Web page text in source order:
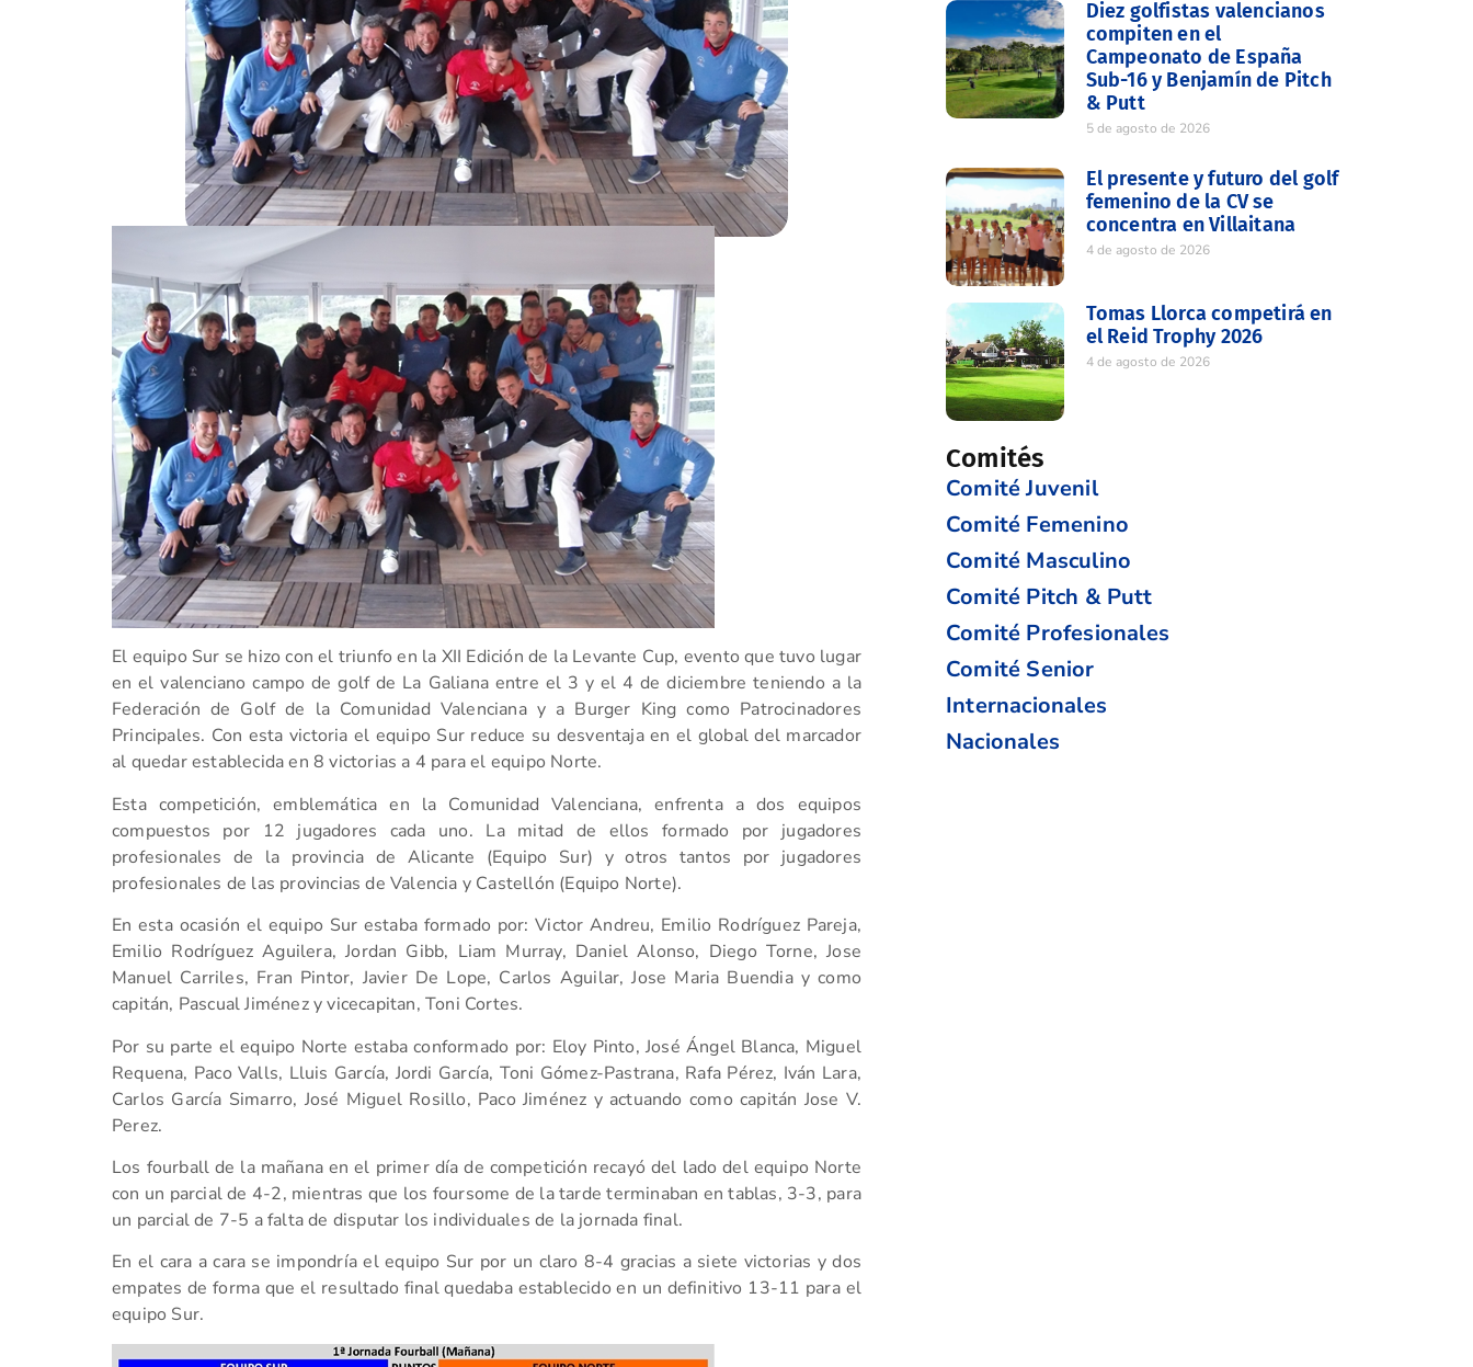
El equipo Sur se hizo con el triunfo en la XII Edición de la Levante Cup, evento que tuvo lugar
en el valenciano campo de golf de La Galiana entre el 3 y el 4 de diciembre teniendo a la
Federación de Golf de la Comunidad Valenciana y a Burger King como Patrocinadores
Principales. Con esta victoria el equipo Sur reduce su desventaja en el global del marcador
al quedar establecida en 8 victorias a 4 para el equipo Norte.
Esta competición, emblemática en la Comunidad Valenciana, enfrenta a dos equipos
compuestos por 12 jugadores cada uno. La mitad de ellos formado por jugadores
profesionales de la provincia de Alicante (Equipo Sur) y otros tantos por jugadores
profesionales de las provincias de Valencia y Castellón (Equipo Norte).
En esta ocasión el equipo Sur estaba formado por: Victor Andreu, Emilio Rodríguez Pareja,
Emilio Rodríguez Aguilera, Jordan Gibb, Liam Murray, Daniel Alonso, Diego Torne, Jose
Manuel Carriles, Fran Pintor, Javier De Lope, Carlos Aguilar, Jose Maria Buendia y como
capitán, Pascual Jiménez y vicecapitan, Toni Cortes.
Por su parte el equipo Norte estaba conformado por: Eloy Pinto, José Ángel Blanca, Miguel
Requena, Paco Valls, Lluis García, Jordi García, Toni Gómez-Pastrana, Rafa Pérez, Iván Lara,
Carlos García Simarro, José Miguel Rosillo, Paco Jiménez y actuando como capitán Jose V.
Perez.
Los fourball de la mañana en el primer día de competición recayó del lado del equipo Norte
con un parcial de 4-2, mientras que los foursome de la tarde terminaban en tablas, 3-3, para
un parcial de 7-5 a falta de disputar los individuales de la jornada final.
En el cara a cara se impondría el equipo Sur por un claro 8-4 gracias a siete victorias y dos
empates de forma que el resultado final quedaba establecido en un definitivo 13-11 para el
equipo Sur.
Diez golfistas valencianos
compiten en el
Campeonato de España
Sub-16 y Benjamín de Pitch
& Putt
5 de agosto de 2026
El presente y futuro del golf
femenino de la CV se
concentra en Villaitana
4 de agosto de 2026
Tomas Llorca competirá en
el Reid Trophy 2026
4 de agosto de 2026
Comités
Comité Juvenil
Comité Femenino
Comité Masculino
Comité Pitch & Putt
Comité Profesionales
Comité Senior
Internacionales
Nacionales